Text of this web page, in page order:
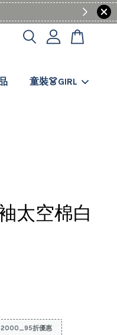
童裝👗GIRL
太空棉白
折優惠